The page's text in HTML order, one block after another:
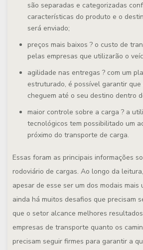
são separadas e categorizadas
características do produto e o
será enviado;
preços mais baixos ? o custo de
pelas empresas que utilizarão o
agilidade nas entregas ? com um
estruturado, é possível garantir que
cheguem até o seu destino dentro
maior controle sobre a carga ? a
tecnológicos tem possibilitado um
próximo do transporte de carga.
Essas foram as principais informações
rodoviário de cargas. Ao longo da
apesar de esse ser um dos modais mais
ainda há muitos desafios que precisam
que o setor alcance melhores
empresas de transporte quanto os
precisam seguir firmes para garantir a